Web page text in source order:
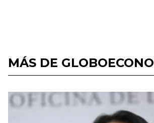
MÁS DE